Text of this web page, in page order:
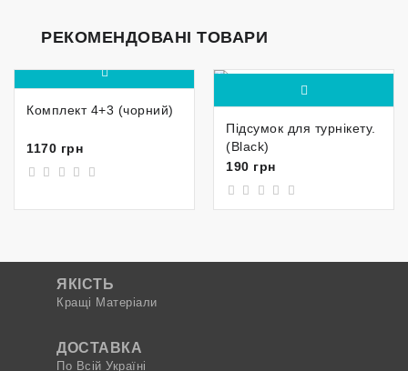
РЕКОМЕНДОВАНІ ТОВАРИ
Комплект 4+3 (чорний)
1170 грн
Підсумок для турнікету.
(Black)
190 грн
ЯКІСТЬ
Кращі Матеріали
ДОСТАВКА
По Всій Україні